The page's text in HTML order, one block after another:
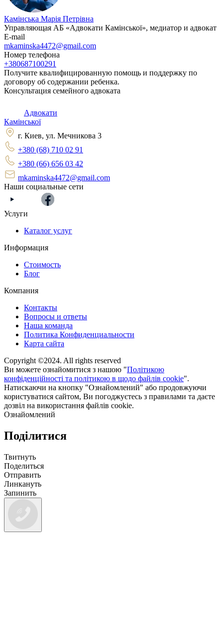
Камінська Марія Петрівна
Управляющая АБ «Адвокати Камінської», медиатор и адвокат
E-mail
mkaminska4472@gmail.com
Номер телефона
+380687100291
Получите квалифицированную помощь и поддержку по
договору об содержании ребенка.
Консультация семейного адвоката
Адвокати
Камінської
г. Киев, ул. Мечникова 3
+380 (68) 710 02 91
+380 (66) 656 03 42
mkaminska4472@gmail.com
Наши социальные сети
Услуги
Каталог услуг
Информация
Стоимость
Блог
Компания
Контакты
Вопросы и ответы
Наша команда
Политика Конфиденциальности
Карта сайта
Copyright ©2024. All rights reserved
Ви можете ознайомитися з нашою "Політикою
конфіденційності та політикою в щодо файлів cookie".
Натискаючи на кнопку "Ознайомлений" або продовжуючи
користуватися сайтом, Ви погоджуєтесь з правилами та даєте
дозвіл на використання файлів cookie.
Ознайомлений
Поділитися
Твитнуть
Поделиться
Отправить
Линкануть
Запинить